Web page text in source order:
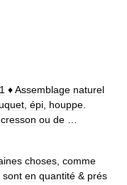
1 ♦Assemblage naturel
épi houppe
cresson ou de
choses comme
sont en quantité & prés